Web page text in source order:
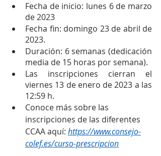
Fecha de inicio: lunes 6 de marzo
de 2023
Fecha fin: domingo 23 de abril de
2023.
Duración: 6 semanas (dedicación
media de 15 horas por semana).
Las inscripciones cierran el
viernes 13 de enero de 2023 a las
12:59 h.
Conoce más sobre las
inscripciones de las diferentes
CCAA aquí: https://www.consejo-
colef.es/curso-prescripcion